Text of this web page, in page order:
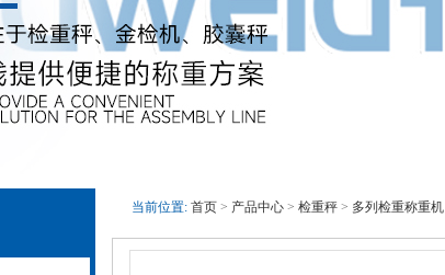
当前位置: 首页 > 产品中心 > 检重秤 > 多列检重称重机